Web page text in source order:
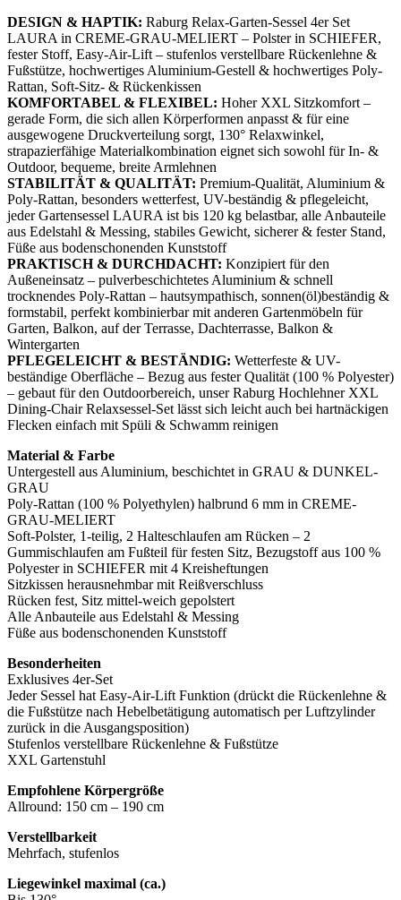
DESIGN & HAPTIK: Raburg Relax-Garten-Sessel 4er Set
LAURA in CREME-GRAU-MELIERT – Polster in SCHIEFER,
fester Stoff, Easy-Air-Lift – stufenlos verstellbare Rückenlehne &
Fußstütze, hochwertiges Aluminium-Gestell & hochwertiges Poly-
Rattan, Soft-Sitz- & Rückenkissen
KOMFORTABEL & FLEXIBEL: Hoher XXL Sitzkomfort –
gerade Form, die sich allen Körperformen anpasst & für eine
ausgewogene Druckverteilung sorgt, 130° Relaxwinkel,
strapazierfähige Materialkombination eignet sich sowohl für In- &
Outdoor, bequeme, breite Armlehnen
STABILITÄT & QUALITÄT: Premium-Qualität, Aluminium &
Poly-Rattan, besonders wetterfest, UV-beständig & pflegeleicht,
jeder Gartensessel LAURA ist bis 120 kg belastbar, alle Anbauteile
aus Edelstahl & Messing, stabiles Gewicht, sicherer & fester Stand,
Füße aus bodenschonenden Kunststoff
PRAKTISCH & DURCHDACHT: Konzipiert für den
Außeneinsatz – pulverbeschichtetes Aluminium & schnell
trocknendes Poly-Rattan – hautsympathisch, sonnen(öl)beständig &
formstabil, perfekt kombinierbar mit anderen Gartenmöbeln für
Garten, Balkon, auf der Terrasse, Dachterrasse, Balkon &
Wintergarten
PFLEGELEICHT & BESTÄNDIG: Wetterfeste & UV-
beständige Oberfläche – Bezug aus fester Qualität (100 % Polyester)
– gebaut für den Outdoorbereich, unser Raburg Hochlehner XXL
Dining-Chair Relaxsessel-Set lässt sich leicht auch bei hartnäckigen
Flecken einfach mit Spüli & Schwamm reinigen
Material & Farbe
Untergestell aus Aluminium, beschichtet in GRAU & DUNKEL-
GRAU
Poly-Rattan (100 % Polyethylen) halbrund 6 mm in CREME-
GRAU-MELIERT
Soft-Polster, 1-teilig, 2 Halteschlaufen am Rücken – 2
Gummischlaufen am Fußteil für festen Sitz, Bezugstoff aus 100 %
Polyester in SCHIEFER mit 4 Kreisheftungen
Sitzkissen herausnehmbar mit Reißverschluss
Rücken fest, Sitz mittel-weich gepolstert
Alle Anbauteile aus Edelstahl & Messing
Füße aus bodenschonenden Kunststoff
Besonderheiten
Exklusives 4er-Set
Jeder Sessel hat Easy-Air-Lift Funktion (drückt die Rückenlehne &
die Fußstütze nach Hebelbetätigung automatisch per Luftzylinder
zurück in die Ausgangsposition)
Stufenlos verstellbare Rückenlehne & Fußstütze
XXL Gartenstuhl
Empfohlene Körpergröße
Allround: 150 cm – 190 cm
Verstellbarkeit
Mehrfach, stufenlos
Liegewinkel maximal (ca.)